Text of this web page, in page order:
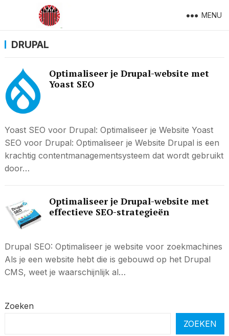
MENU
DRUPAL
Optimaliseer je Drupal-website met
Yoast SEO
Yoast SEO voor Drupal: Optimaliseer je Website Yoast
SEO voor Drupal: Optimaliseer je Website Drupal is een
krachtig contentmanagementsysteem dat wordt gebruikt
door…
Optimaliseer je Drupal-website met
effectieve SEO-strategieën
Drupal SEO: Optimaliseer je website voor zoekmachines
Als je een website hebt die is gebouwd op het Drupal
CMS, weet je waarschijnlijk al…
Zoeken
ZOEKEN